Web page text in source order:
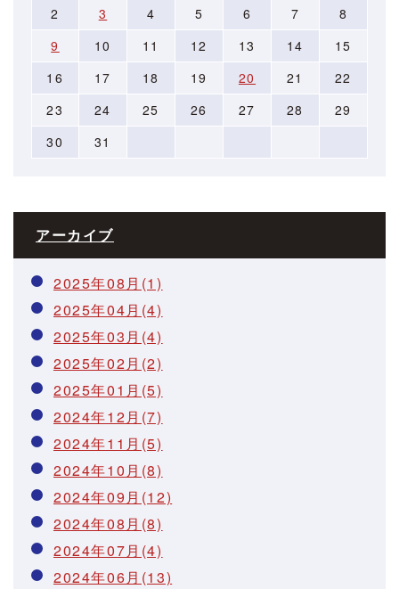
2
3 4 5 6 7
8
9
10 11 12 13 14
15
16
17 18 19 20 21
22
23
24 25 26 27 28
29
30
31
アーカイブ
2025年08月(1)
2025年04月(4)
2025年03月(4)
2025年02月(2)
2025年01月(5)
2024年12月(7)
2024年11月(5)
2024年10月(8)
2024年09月(12)
2024年08月(8)
2024年07月(4)
2024年06月(13)